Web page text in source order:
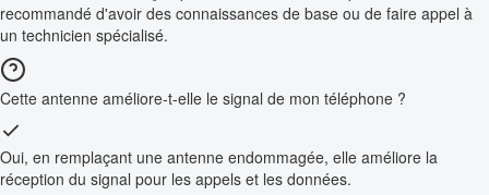
recommandé d'avoir des connaissances de base ou de faire appel à
un technicien spécialisé.
Cette antenne améliore-t-elle le signal de mon téléphone ?
Oui, en remplaçant une antenne endommagée, elle améliore la
réception du signal pour les appels et les données.